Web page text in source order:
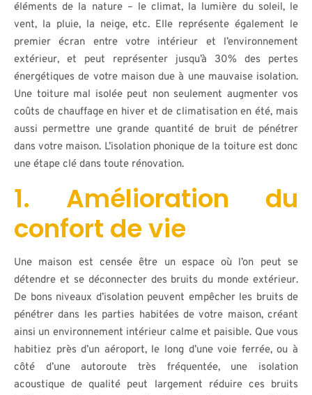
éléments de la nature – le climat, la lumière du soleil, le
vent, la pluie, la neige, etc. Elle représente également le
premier écran entre votre intérieur et l’environnement
extérieur, et peut représenter jusqu’à 30% des pertes
énergétiques de votre maison due à une mauvaise isolation.
Une toiture mal isolée peut non seulement augmenter vos
coûts de chauffage en hiver et de climatisation en été, mais
aussi permettre une grande quantité de bruit de pénétrer
dans votre maison. L’isolation phonique de la toiture est donc
une étape clé dans toute rénovation.
1. Amélioration du
confort de vie
Une maison est censée être un espace où l’on peut se
détendre et se déconnecter des bruits du monde extérieur.
De bons niveaux d’isolation peuvent empêcher les bruits de
pénétrer dans les parties habitées de votre maison, créant
ainsi un environnement intérieur calme et paisible. Que vous
habitiez près d’un aéroport, le long d’une voie ferrée, ou à
côté d’une autoroute très fréquentée, une isolation
acoustique de qualité peut largement réduire ces bruits